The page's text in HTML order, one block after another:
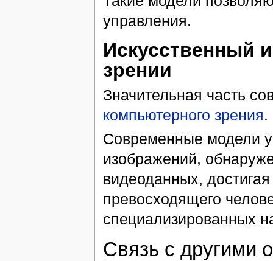
управления.
Искусственный
зрении
Значительная часть
компьютерного зрения.
Современные модели
изображений,
видеоданных,
превосходящего
специализированных
Связь с другими